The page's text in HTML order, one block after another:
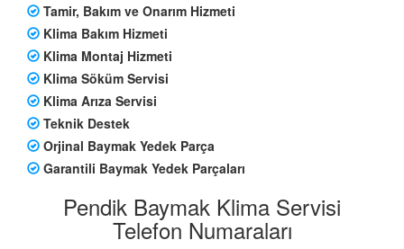
Tamir, Bakım ve Onarım Hizmeti
Klima Bakım Hizmeti
Klima Montaj Hizmeti
Klima Söküm Servisi
Klima Arıza Servisi
Teknik Destek
Orjinal Baymak Yedek Parça
Garantili Baymak Yedek Parçaları
Pendik Baymak Klima Servisi
Telefon Numaraları